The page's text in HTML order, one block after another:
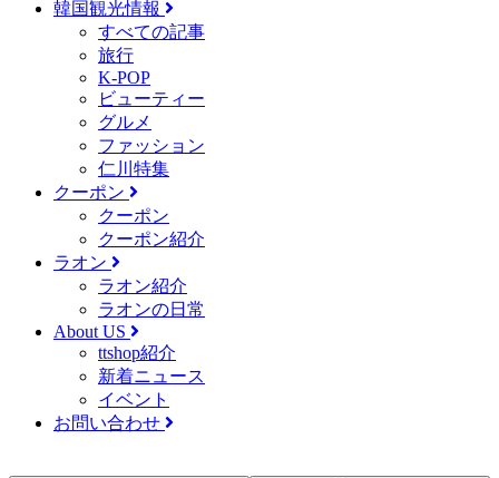
韓国観光情報
すべての記事
旅行
K-POP
ビューティー
グルメ
ファッション
仁川特集
クーポン
クーポン
クーポン紹介
ラオン
ラオン紹介
ラオンの日常
About US
ttshop紹介
新着ニュース
イベント
お問い合わせ